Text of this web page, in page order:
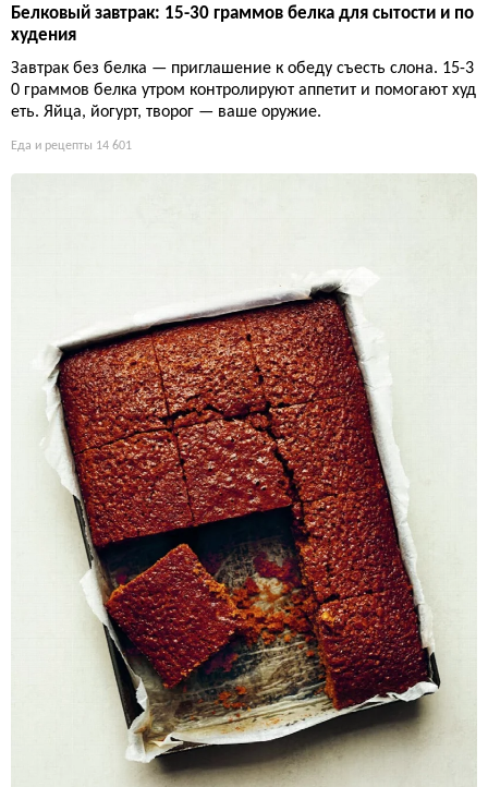
Белковый завтрак: 15-30 граммов белка для сытости и по
худения
Завтрак без белка — приглашение к обеду съесть слона. 15-3
0 граммов белка утром контролируют аппетит и помогают худ
еть. Яйца, йогурт, творог — ваше оружие.
Еда и рецепты 14 601